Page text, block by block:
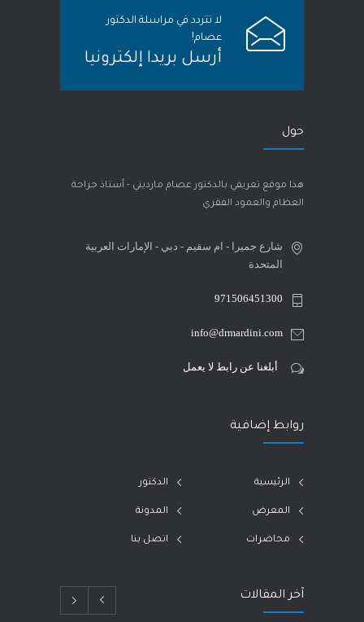
لا تتردد في مراسلة الدكتور
عصام!
أرسل بريدا إلكترونيا
حول
هذا موقع تعريفي بالدكتور عصام مارديني - أستاذ جراحة
العظام والعمود الفقري
شارع جميرا - ام سقيم - دبي - الإمارات العربية
المتحدة
971506451300
info@drmardini.com
أبلغنا عن رابط لا يعمل
روابط إضافية
الرئيسية الدكتور
المعرض المدونة
محاضرات اتصل بنا
آخر المقالات